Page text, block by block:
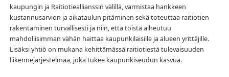
kaupungin ja Raitiotieallianssin välillä, varmistaa hankkeen
kustannusarvion ja aikataulun pitäminen sekä toteuttaa raitiotien
rakentaminen turvallisesti ja niin, että töistä aiheutuu
mahdollisimman vähän haittaa kaupunkilaisille ja alueen yrittäjille.
Lisäksi yhtiö on mukana kehittämässä raitiotiestä tulevaisuuden
liikennejärjestelmää, joka tukee kaupunkiseudun kasvua.